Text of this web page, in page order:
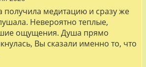
получила медитацию и сразу же
Невероятно теплые,
ощущения. Душа прямо
Вы сказали именно то, что